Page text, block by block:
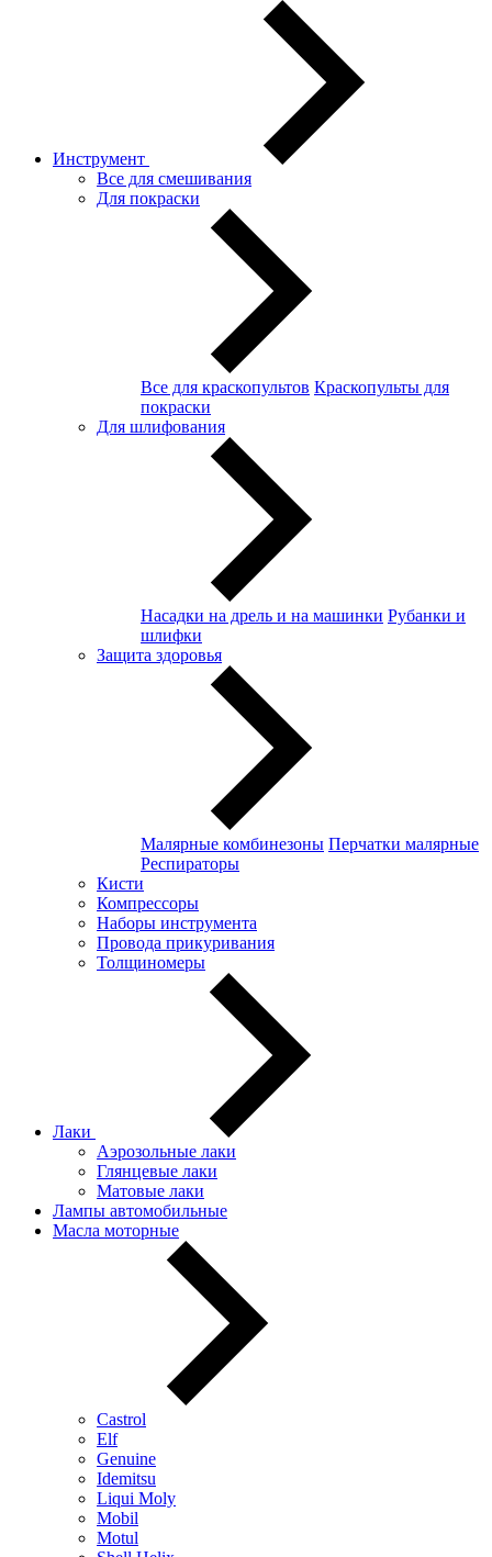
Инструмент
Все для смешивания
Для покраски
Все для краскопультов Краскопульты для
покраски
Для шлифования
Насадки на дрель и на машинки Рубанки и
шлифки
Защита здоровья
Малярные комбинезоны Перчатки малярные
Респираторы
Кисти
Компрессоры
Наборы инструмента
Провода прикуривания
Толщиномеры
Лаки
Аэрозольные лаки
Глянцевые лаки
Матовые лаки
Лампы автомобильные
Масла моторные
Castrol
Elf
Genuine
Idemitsu
Liqui Moly
Mobil
Motul